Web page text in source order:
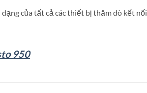
của tất cả các thiết bị thăm dò kết nối
950